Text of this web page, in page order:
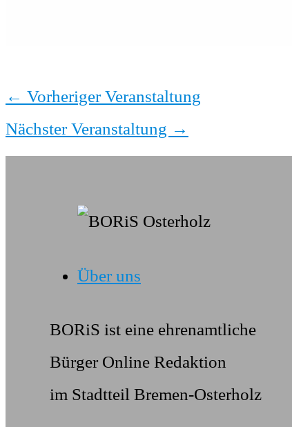
← Vorheriger Veranstaltung
Nächster Veranstaltung →
Über uns
BORiS ist eine ehrenamtliche
Bürger Online Redaktion
im Stadtteil Bremen-Osterholz